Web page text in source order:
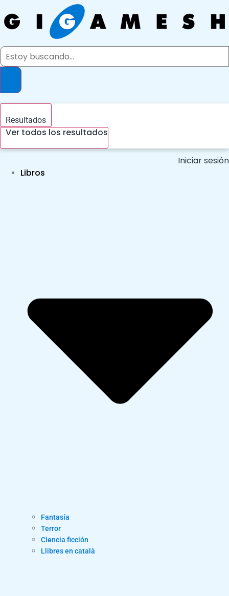
al
contenido
Search
Resultados
Ver todos los resultados
Iniciar sesión
Libros
Fantasía
Terror
Ciencia ficción
Llibres en català